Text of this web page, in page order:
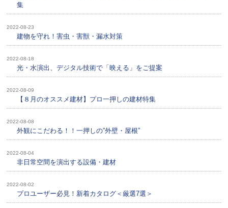
集
2022-08-23
建物を守れ！害虫・害獣・漏水対策
2022-08-18
光・水演出、デジタル技術で「映える」をご提案
2022-08-09
【８月のオススメ建材】プロ一押しの建材特集
2022-08-08
外観にこだわる！！一押しの”外壁・屋根”
2022-08-04
非日常空間を演出する設備・建材
2022-08-02
プロユーザー必見！新着カタログ＜厳選7選＞